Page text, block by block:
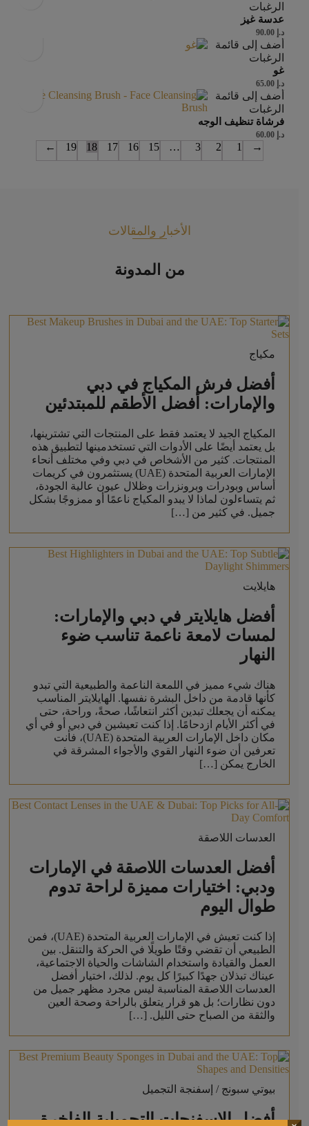
الرغبات
عدسة غيز
د.إ
أضف إلى قائمة
الرغبات
غو
د.إ
أضف إلى قائمة
الرغبات
فرشاة تنظيف الوجه
د.إ
→
1
2
3
…
15
16
17
18
19
←
الأخبار والمقالات
من المدونة
مكياج
أفضل فرش المكياج في دبي
والإمارات: أفضل الأطقم للمبتدئين
المكياج الجيد لا يعتمد فقط على المنتجات التي تشترينها،
بل يعتمد أيضًا على الأدوات التي تستخدمينها لتطبيق هذه
المنتجات. كثير من الأشخاص في دبي وفي مختلف أنحاء
الإمارات العربية المتحدة (UAE) يستثمرون في كريمات
أساس وبودرات وبرونزرات وظلال عيون عالية الجودة،
ثم يتساءلون لماذا لا يبدو المكياج ناعمًا أو ممزوجًا بشكل
جميل. في كثير من […]
هايلايت
أفضل هايلايتر في دبي والإمارات:
لمسات لامعة ناعمة تناسب ضوء
النهار
هناك شيء مميز في اللمعة الناعمة والطبيعية التي تبدو
كأنها قادمة من داخل البشرة نفسها. الهايلايتر المناسب
يمكنه أن يجعلك تبدين أكثر انتعاشًا، صحةً، وراحة، حتى
في أكثر الأيام ازدحامًا. إذا كنت تعيشين في دبي أو في أي
مكان داخل الإمارات العربية المتحدة (UAE)، فأنت
تعرفين أن ضوء النهار القوي والأجواء المشرقة في
الخارج يمكن […]
العدسات اللاصقة
أفضل العدسات اللاصقة في الإمارات
ودبي: اختيارات مميزة لراحة تدوم
طوال اليوم
إذا كنت تعيش في الإمارات العربية المتحدة (UAE)، فمن
الطبيعي أن تقضي وقتًا طويلًا في الحركة والتنقل. بين
العمل والقيادة واستخدام الشاشات والحياة الاجتماعية،
عيناك تبذلان جهدًا كبيرًا كل يوم. لذلك، اختيار أفضل
العدسات اللاصقة المناسبة ليس مجرد مظهر جميل من
دون نظارات؛ بل هو قرار يتعلق بالراحة وصحة العين
والثقة من الصباح حتى الليل. […]
بيوتي سبونج / إسفنجة التجميل
أفضل الإسفنجات التجميلية الفاخرة